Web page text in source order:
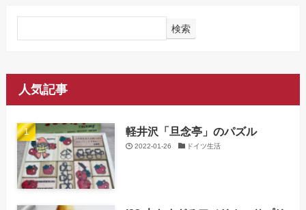
検索
人気記事
軽井沢「旦念亭」のパズル
2022-01-26 ドイツ生活